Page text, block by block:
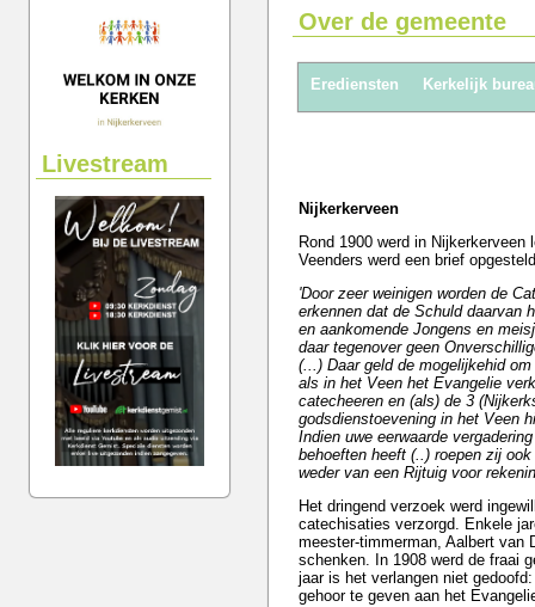
Livestream
Over de gemeente
Erediensten Kerkelijk
Nijkerkerveen
Rond 1900 werd in
Veenders werd een brief
'Door zeer weinigen worden de
erkennen dat de Schuld daarvan
en aankomende Jongens en
daar tegenover geen
(...) Daar geld de mogelijkehid
als in het Veen het Evangelie
catecheeren en (als) de 3
godsdienstoevening in het Veen
Indien uwe eerwaarde
behoeften heeft (..) roepen zij
weder van een Rijtuig voor
Het dringend verzoek werd
catechisaties verzorgd. Enkele
meester-timmerman, Aalbert van
schenken. In 1908 werd de fraai
jaar is het verlangen niet
gehoor te geven aan het